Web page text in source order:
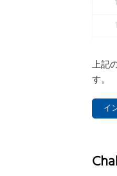
上記
す。
イ